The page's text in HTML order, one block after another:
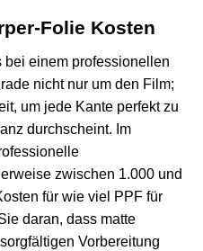
Folie Kosten
bei einem professionellen
nicht nur um den Film;
um jede Kante perfekt zu
durchscheint. Im
zwischen 1.000 und
für wie viel PPF für
daran, dass matte
Vorbereitung